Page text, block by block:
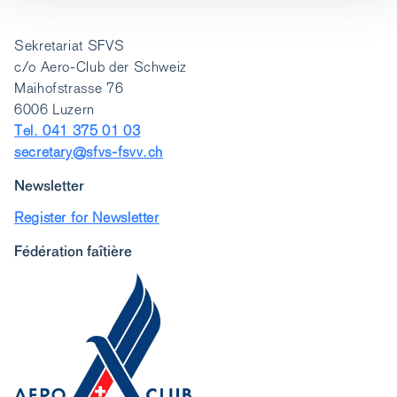
Sekretariat SFVS
c/o Aero-Club der Schweiz
Maihofstrasse 76
6006 Luzern
Tel. 041 375 01 03
secretary@sfvs-fsvv.ch
Newsletter
Register for Newsletter
Fédération faîtière